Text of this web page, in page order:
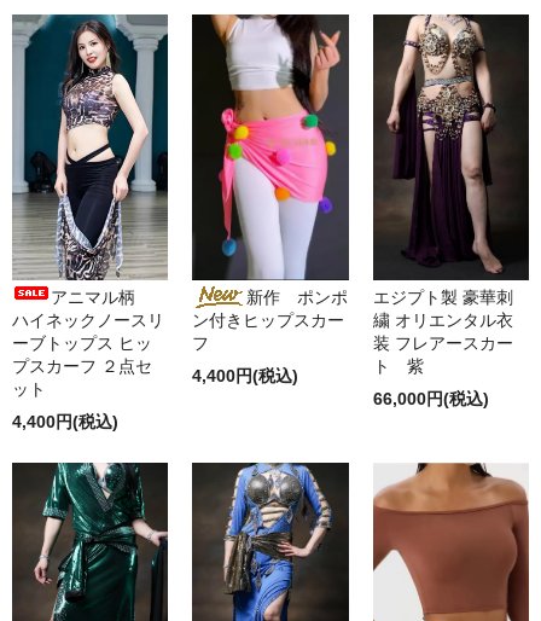
アニマル柄
ハイネックノースリ
ーブトップス ヒッ
プスカーフ ２点セ
ット
4,400円(税込)
新作 ポンポ
ン付きヒップスカー
フ
4,400円(税込)
エジプト製 豪華刺
繍 オリエンタル衣
装 フレアースカー
ト 紫
66,000円(税込)